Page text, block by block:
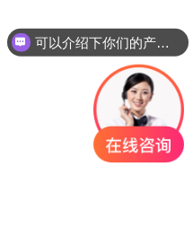
可以介绍下你们的产品么？